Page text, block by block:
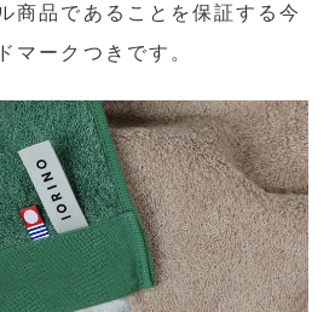
商品であることを保証する今
マークつきです。